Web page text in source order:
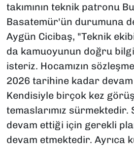
takımının teknik patronu
Basatemür'ün durumuna
Aygün Cicibaş, "Teknik
da kamuoyunun doğru
isteriz. Hocamızın
2026 tarihine kadar
Kendisiyle birçok kez
temaslarımız sürmektedir.
devam ettiği için gerekli
devam etmektedir. Ayrıca